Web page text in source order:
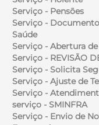
Serviço - Pensões
Serviço -
Saúde
Serviço - Abertura
Serviço - REVISÃO
Serviço - Solicita
Serviço - Ajuste de
Serviço -
serviço - SMINFRA
Serviço - Envio de